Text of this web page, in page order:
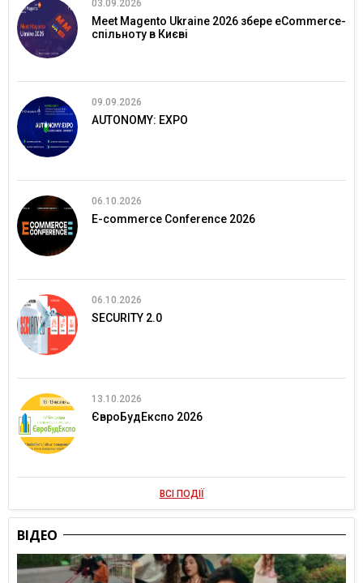
03.09.2026
Meet Magento Ukraine 2026 збере eCommerce-
спільноту в Києві
09.09.2026
AUTONOMY: EXPO
06.10.2026
E-commerce Conference 2026
06.10.2026
SECURITY 2.0
13.10.2026
ЄвроБудЕкспо 2026
ВСІ ПОДІЇ
ВІДЕО